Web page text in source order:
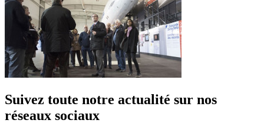
Suivez toute notre actualité sur nos
réseaux sociaux